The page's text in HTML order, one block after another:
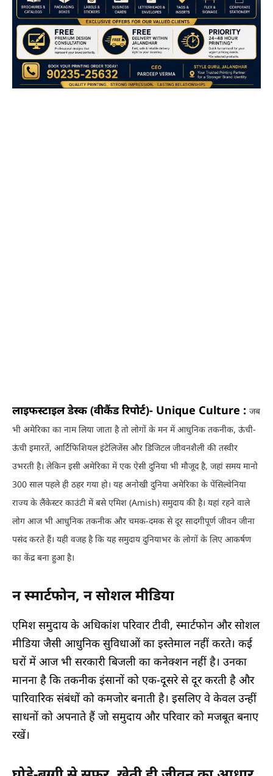
लाइफस्टाइल डेस्क (वीकैंड रिपोर्ट)- Unique Culture : जब
भी अमेरिका का नाम लिया जाता है तो लोगों के मन में आधुनिक तकनीक, ऊंची-
ऊंची इमारतें, आर्टिफिशियल इंटेलिजेंस और डिजिटल जीवनशैली की तस्वीर
उभरती है। लेकिन इसी अमेरिका में एक ऐसी दुनिया भी मौजूद है, जहां समय मानो
300 साल पहले ही ठहर गया हो। यह अनोखी दुनिया अमेरिका के पेंसिल्वेनिया
राज्य के लैंकेस्टर काउंटी में बसे एमिश (Amish) समुदाय की है। यहां रहने वाले
लोग आज भी आधुनिक तकनीक और चमक-दमक से दूर सादगीपूर्ण जीवन जीना
पसंद करते हैं। यही वजह है कि यह समुदाय दुनियाभर के लोगों के लिए आकर्षण
का केंद्र बना हुआ है।
न स्मार्टफोन, न सोशल मीडिया
एमिश समुदाय के अधिकांश परिवार टीवी, स्मार्टफोन और सोशल
मीडिया जैसी आधुनिक सुविधाओं का इस्तेमाल नहीं करते। कई
घरों में आज भी सरकारी बिजली का कनेक्शन नहीं है। उनका
मानना है कि तकनीक इंसानों को एक-दूसरे से दूर करती है और
पारिवारिक संबंधों को कमजोर बनाती है। इसलिए वे केवल उन्हीं
साधनों को अपनाते हैं जो समुदाय और परिवार को मजबूत बनाए
रखें।